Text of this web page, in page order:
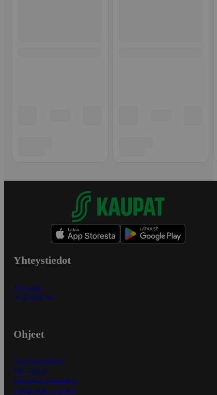
Yhteystiedot
Myymälät
Asiakaspalvelu
Ohjeet
Ensitilaajan ohjeet
Näin maksat
Näin tilaat ja muokkaat
Kaikki ohjeet ja vinkit